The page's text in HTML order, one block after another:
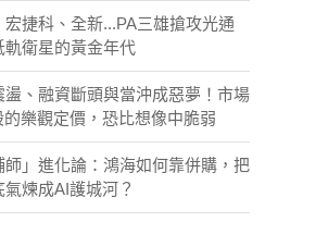
宏捷科、全新...PA三雄搶攻光通
軌衛星的黃金年代
盪、融資斷頭與當沖成惡夢！市場
的樂觀定價，恐比想像中脆弱
師」進化論：鴻海如何靠併購，把
氣煉成AI護城河？